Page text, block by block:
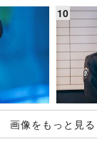
画像をもっと見る